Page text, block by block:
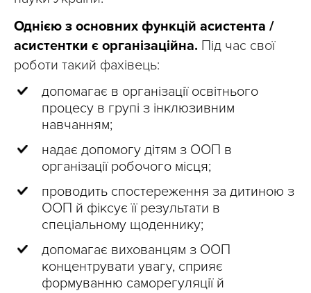
Однією з основних функцій асистента /
асистентки є організаційна. Під час свої
роботи такий фахівець:
допомагає в організації освітнього
процесу в групі з інклюзивним
навчанням;
надає допомогу дітям з ООП в
організації робочого місця;
проводить спостереження за дитиною з
ООП й фіксує її результати в
спеціальному щоденнику;
допомагає вихованцям з ООП
концентрувати увагу, сприяє
формуванню саморегуляції й